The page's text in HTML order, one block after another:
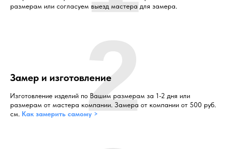
размерам или согласуем выезд мастера для замера.
Замер и изготовление
Изготовление изделий по Вашим размерам за 1-2 дня или
размерам от мастера компании. Замера от компании от 500 руб.
см. Как замерить самому >2